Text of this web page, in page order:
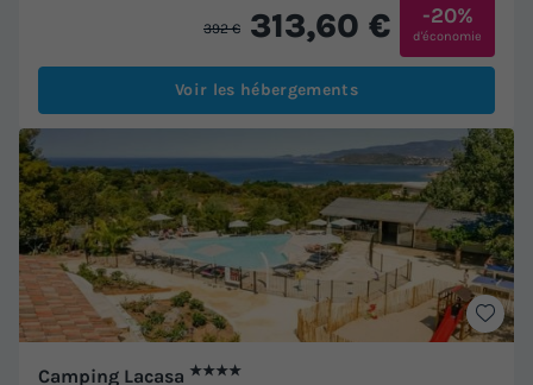
392 € 313,60 € -20%
d'économie
Voir les hébergements
Camping Lacasa ★★★★